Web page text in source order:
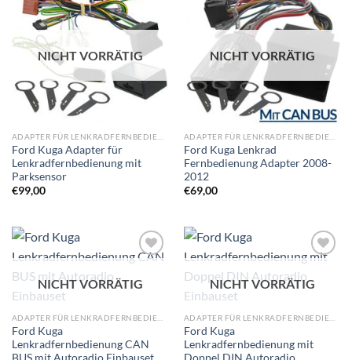
Wunschliste
hinzufügen
NICHT VORRÄTIG
Ford Kuga Adapter für
Lenkradfernbedienung mit
Parksensor
€99,00
Zu
Wunschliste
hinzufügen
NICHT VORRÄTIG
Ford Kuga Lenkrad
Fernbedienung Adapter 2008-
2012
€69,00
Zu
Wunschliste
hinzufügen
NICHT VORRÄTIG
Ford Kuga
Lenkradfernbedienung CAN
Zu
Wunschliste
hinzufügen
NICHT VORRÄTIG
Ford Kuga
Lenkradfernbedienung mit